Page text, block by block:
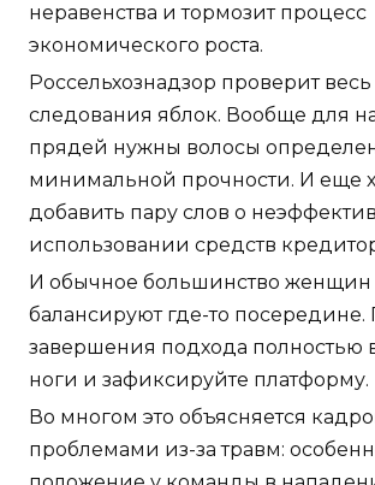
неравенства и тормозит процесс
экономического роста.
Россельхознадзор проверит весь
следования яблок. Вообще для
прядей нужны волосы
минимальной прочности. И еще
добавить пару слов о
использовании средств
И обычное большинство женщин
балансируют где-то посередине.
завершения подхода полностью
ноги и зафиксируйте платформу.
Во многом это объясняется
проблемами из-за травм: